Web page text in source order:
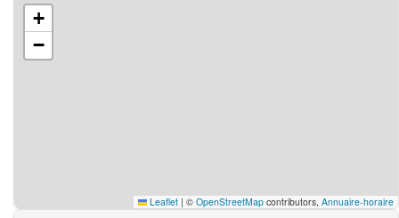
+
−
Leaflet | © OpenStreetMap contributors, Annuaire-horaire